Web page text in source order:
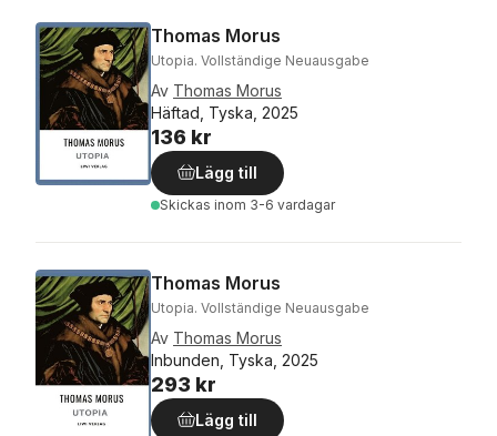
Thomas Morus
Utopia. Vollständige Neuausgabe
Av Thomas Morus
Häftad, Tyska, 2025
136 kr
Lägg till
Skickas inom 3-6 vardagar
Thomas Morus
Utopia. Vollständige Neuausgabe
Av Thomas Morus
Inbunden, Tyska, 2025
293 kr
Lägg till